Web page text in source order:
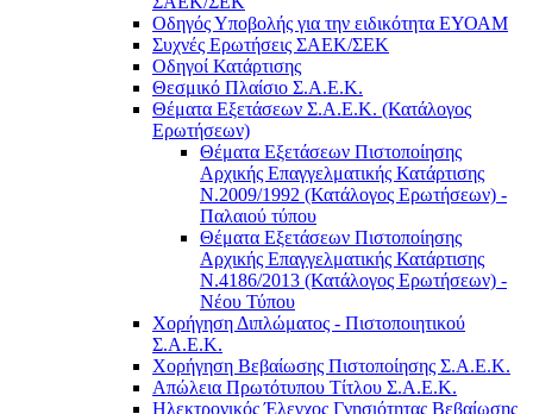
Οδηγός Υποβολής για την ειδικότητα ΕΥΟΑΜ
Συχνές Ερωτήσεις ΣΑΕΚ/ΣΕΚ
Οδηγοί Κατάρτισης
Θεσμικό Πλαίσιο Σ.Α.Ε.Κ.
Θέματα Εξετάσεων Σ.Α.Ε.Κ. (Κατάλογος
Ερωτήσεων)
Θέματα Εξετάσεων Πιστοποίησης
Αρχικής Επαγγελματικής Κατάρτισης
Ν.2009/1992 (Κατάλογος Ερωτήσεων) -
Παλαιού τύπου
Θέματα Εξετάσεων Πιστοποίησης
Αρχικής Επαγγελματικής Κατάρτισης
Ν.4186/2013 (Κατάλογος Ερωτήσεων) -
Νέου Τύπου
Χορήγηση Διπλώματος - Πιστοποιητικού
Σ.Α.Ε.Κ.
Χορήγηση Βεβαίωσης Πιστοποίησης Σ.Α.Ε.Κ.
Απώλεια Πρωτότυπου Τίτλου Σ.Α.Ε.Κ.
Ηλεκτρονικός Έλεγχος Γνησιότητας Βεβαίωσης